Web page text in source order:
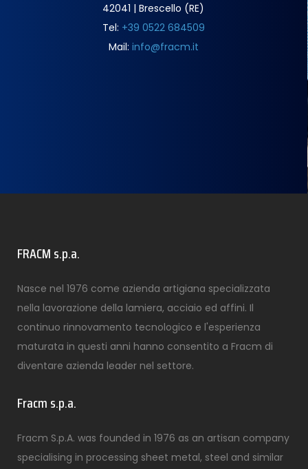
42041 | Brescello (RE)
Tel: +39 0522 684509
Mail: info@fracm.it
FRACM s.p.a.
Nasce nel 1976 come azienda artigiana specializzata
nella lavorazione della lamiera, acciaio ed affini. Il
continuo rinnovamento tecnologico e l'esperienza
maturata in questi anni hanno consentito a Fracm di
diventare azienda leader nel settore.
Fracm s.p.a.
Fracm S.p.A. was founded in 1976 as an artisan company
specialising in processing sheet metal, steel and similar